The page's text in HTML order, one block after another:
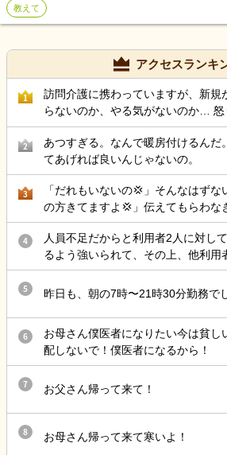
範囲などもわかれば教えてください。 患者さんが意識清明で訴えれ
る人、寝たきりで意思疎通困難な人の場合
ともあり、すぐレントゲンがとれるわけでもな
看護師が帰宅後、家族さんが救急搬送する
ったら救急搬送してください！とアドバイ
う経験をしたことがある。などでもいいで
がなく困っているのでなにかあればアドバ
教えて
アクセスランキ
1
訪問介護に携わっていますが、新規
らないのか、やる気がないのか… 怒
事がありません。 ケアマネに対し
お願いします！(新規依頼)と足を運
な上司とサ責のツケがようやく今に
と思っています。 訪問介護の需要
ますか？
2
あつすぎる。なんで暖房付けるんだ
てあげれば良いんじゃないの。
3
「だれもいないの💢」そんなはずな
の方きてますよ💢」伝えてもらわな
ろ。 職員あるあるなんだろうけど
してるおばさんって何の得があって
嫌いだわ〜
4
人員不足だからと利用者2人に対し
るよう強いられて、その上、他利用
き回る認知症利用者の見守り、声掛
最近自分の気持ちに余裕が持てない。
5 昨日も、朝の7時〜21時30分勤務で
6
お母さん僕医者になりたい今は貧し
配しないで！僕医者になるから！
7 お父さん帰って来て！
8 お母さん帰って来て寒いよ！